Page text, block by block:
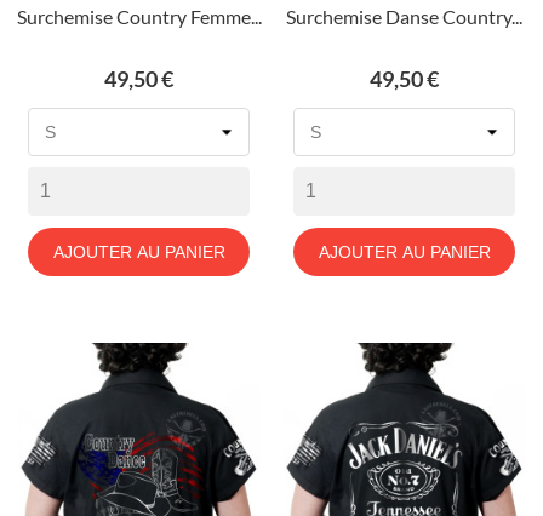
Surchemise Country Femme...
Prix
49,50 €
AJOUTER AU PANIER
Surchemise Danse Country...
Prix
49,50 €
AJOUTER AU PANIER